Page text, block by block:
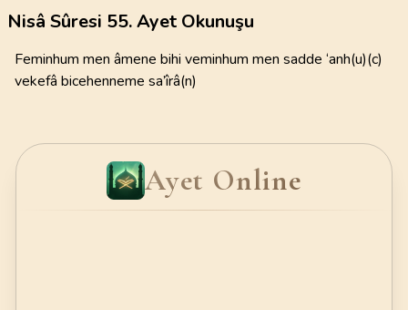
Nisâ Sûresi 55. Ayet Okunuşu
Feminhum men âmene bihi veminhum men sadde ‘anh(u)(c)
vekefâ bicehenneme sa’îrâ(n)
Ayet Online